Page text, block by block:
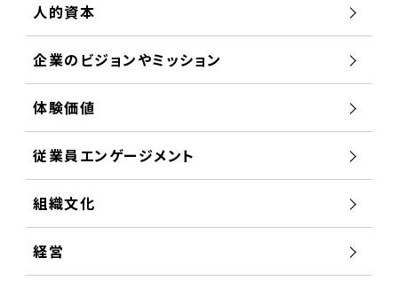
人的資本
企業のビジョンやミッション
体験価値
従業員エンゲージメント
組織文化
経営